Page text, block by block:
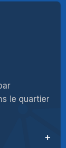
le quartier